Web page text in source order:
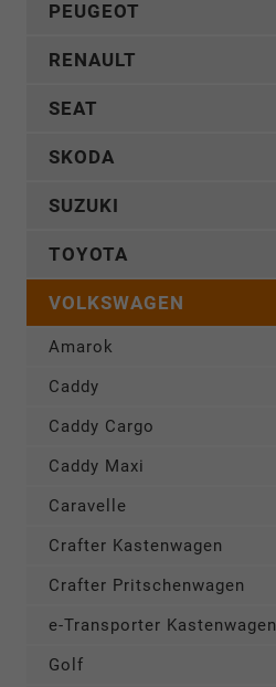
PEUGEOT
RENAULT
SEAT
SKODA
SUZUKI
TOYOTA
VOLKSWAGEN
Amarok
Caddy
Caddy Cargo
Caddy Maxi
Caravelle
Crafter Kastenwagen
Crafter Pritschenwagen
e-Transporter Kastenwagen
Golf